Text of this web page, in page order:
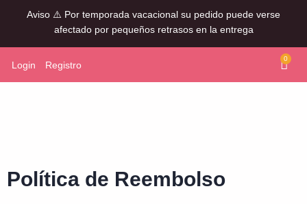
Aviso ⚠️ Por temporada vacacional su pedido puede verse
afectado por pequeños retrasos en la entrega
Login Registro
0
Política de Reembolso